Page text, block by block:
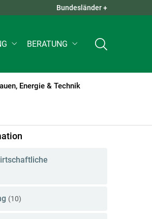
QUICK LINKS +
Bundesländer +
BERATUNG
Energie & Technik
(10)